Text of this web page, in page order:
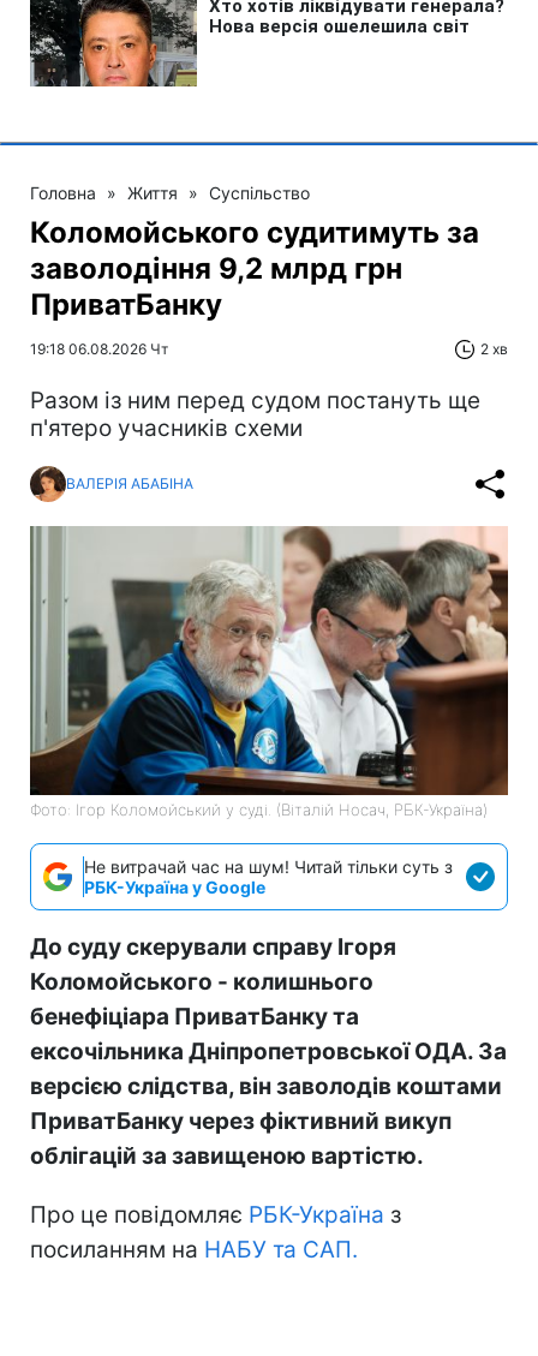
Головна » Життя » Суспільство
Коломойського судитимуть за
заволодіння 9,2 млрд грн
ПриватБанку
19:18 06.08.2026 Чт 2 хв
Разом із ним перед судом постануть ще
п'ятеро учасників схеми
ВАЛЕРІЯ АБАБІНА
Фото: Ігор Коломойський у суді. (Віталій Носач, РБК-Україна)
Не витрачай час на шум! Читай тільки суть з
РБК-Україна у Google
До суду скерували справу Ігоря
Коломойського - колишнього
бенефіціара ПриватБанку та
ексочільника Дніпропетровської ОДА. За
версією слідства, він заволодів коштами
ПриватБанку через фіктивний викуп
облігацій за завищеною вартістю.
Про це повідомляє РБК-Україна з
посиланням на НАБУ та САП.